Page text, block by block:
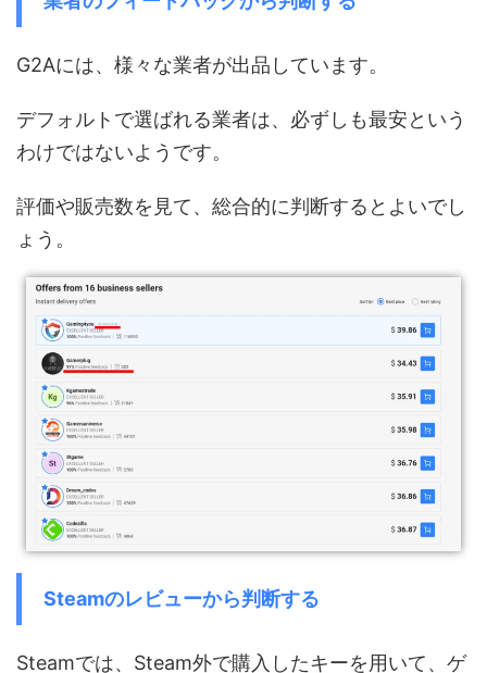
G2Aには、様々な業者が出品しています。
デフォルトで選ばれる業者は、必ずしも最安という
わけではないようです。
評価や販売数を見て、総合的に判断するとよいでし
ょう。
Steamのレビューから判断する
Steamでは、Steam外で購入したキーを用いて、ゲ